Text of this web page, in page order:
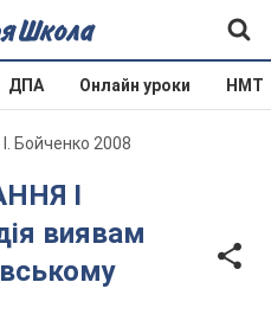
ДПА Онлайн уроки НМТ
Бойченко 2008
виявам